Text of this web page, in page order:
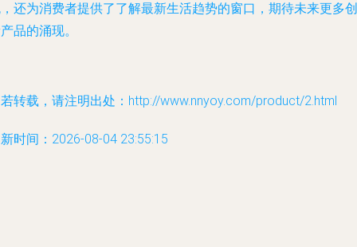
还为消费者提供了了解最新生活趋势的窗口，期待未来更多创
品的涌现。
转载，请注明出处：http://www.nnyoy.com/product/2.html
时间：2026-08-04 23:55:15